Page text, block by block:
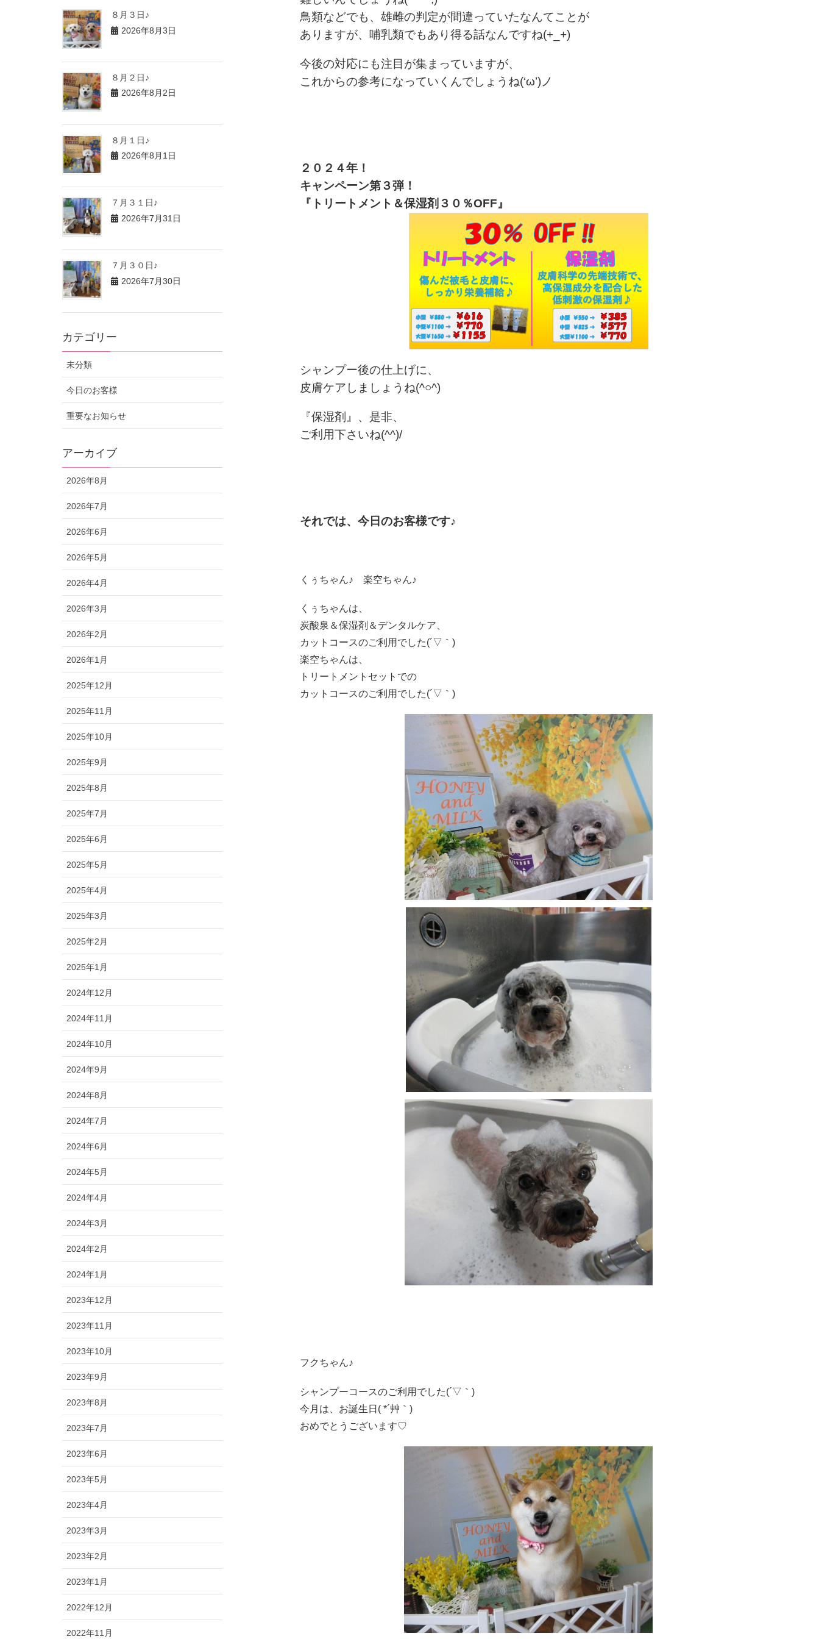
鳥類などでも、雄雌の判定が間違っていたなんてことが
ありますが、哺乳類でもあり得る話なんですね(+_+)
今後の対応にも注目が集まっていますが、
これからの参考になっていくんでしょうね(‘ω’)ノ
２０２４年！
キャンペーン第３弾！
『トリートメント＆保湿剤３０％OFF』
シャンプー後の仕上げに、
皮膚ケアしましょうね(^○^)
『保湿剤』、是非、
ご利用下さいね(^^)/
それでは、今日のお客様です♪
くぅちゃん♪ 楽空ちゃん♪
くぅちゃんは、
炭酸泉＆保湿剤＆デンタルケア、
カットコースのご利用でした(´▽｀)
楽空ちゃんは、
トリートメントセットでの
カットコースのご利用でした(´▽｀)
フクちゃん♪
シャンプーコースのご利用でした(´▽｀)
今月は、お誕生日( *´艸｀)
おめでとうございます♡
８月３日♪
2026年8月3日
８月２日♪
2026年8月2日
８月１日♪
2026年8月1日
７月３１日♪
2026年7月31日
７月３０日♪
2026年7月30日
カテゴリー
未分類
今日のお客様
重要なお知らせ
アーカイブ
2026年8月
2026年7月
2026年6月
2026年5月
2026年4月
2026年3月
2026年2月
2026年1月
2025年12月
2025年11月
2025年10月
2025年9月
2025年8月
2025年7月
2025年6月
2025年5月
2025年4月
2025年3月
2025年2月
2025年1月
2024年12月
2024年11月
2024年10月
2024年9月
2024年8月
2024年7月
2024年6月
2024年5月
2024年4月
2024年3月
2024年2月
2024年1月
2023年12月
2023年11月
2023年10月
2023年9月
2023年8月
2023年7月
2023年6月
2023年5月
2023年4月
2023年3月
2023年2月
2023年1月
2022年12月
2022年11月